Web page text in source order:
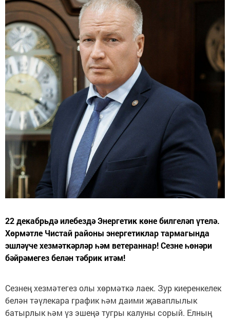
22 декабрьдә илебездә Энергетик көне билгеләп үтелә.
Хөрмәтле Чистай районы энергетиклар тармагында
эшләүче хезмәткәрләр һәм ветераннар! Сезне һөнәри
бәйрәмегез белән тәбрик итәм!
Сезнең хезмәтегез олы хөрмәткә лаек. Зур киеренкелек
белән тәүлекара график һәм даими җаваплылык
батырлык һәм үз эшеңә тугры калуны сорый. Елның